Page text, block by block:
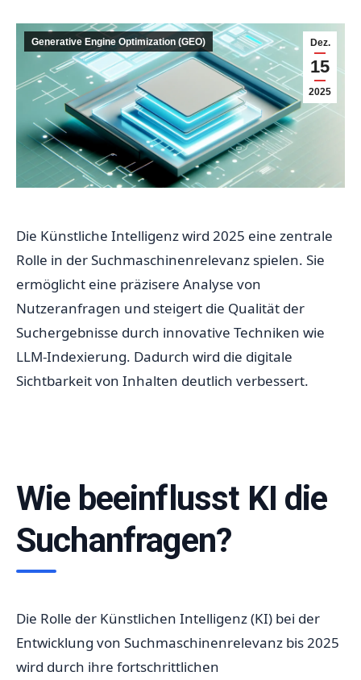
Dez.
15
2025
Generative Engine Optimization (GEO)
Die Künstliche Intelligenz wird 2025 eine zentrale
Rolle in der Suchmaschinenrelevanz spielen. Sie
ermöglicht eine präzisere Analyse von
Nutzeranfragen und steigert die Qualität der
Suchergebnisse durch innovative Techniken wie
LLM-Indexierung. Dadurch wird die digitale
Sichtbarkeit von Inhalten deutlich verbessert.
Wie beeinflusst KI die
Suchanfragen?
Die Rolle der Künstlichen Intelligenz (KI) bei der
Entwicklung von Suchmaschinenrelevanz bis 2025
wird durch ihre fortschrittlichen